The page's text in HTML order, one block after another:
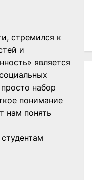
стремился к
и
является
набор
понимание
нам понять